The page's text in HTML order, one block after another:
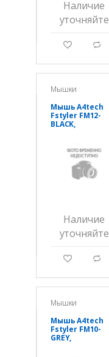
Наличие
уточняйте
g d
Мышки
Мышь A4tech
Fstyler FM12-
BLACK,
Наличие
уточняйте
g d
Мышки
Мышь A4tech
Fstyler FM10-
GREY,